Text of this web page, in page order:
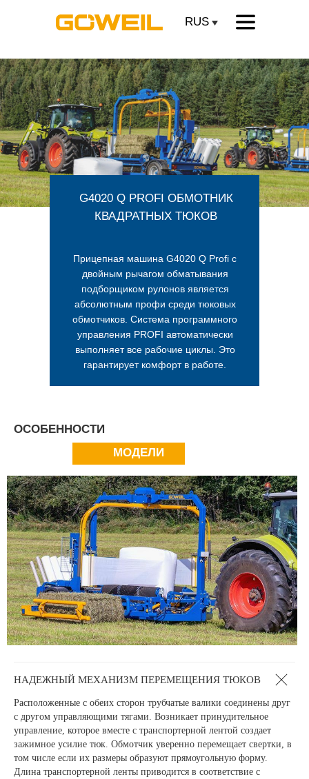
RUS
G4020 Q PROFI ОБМОТНИК
КВАДРАТНЫХ ТЮКОВ
Прицепная машина G4020 Q Profi с
двойным рычагом обматывания
подборщиком рулонов является
абсолютным профи среди тюковых
обмотчиков. Система программного
управления PROFI автоматически
выполняет все рабочие циклы. Это
гарантирует комфорт в работе.
ОСОБЕННОСТИ
МОДЕЛИ
НАДЕЖНЫЙ МЕХАНИЗМ ПЕРЕМЕЩЕНИЯ ТЮКОВ
Расположенные с обеих сторон трубчатые валики соединены друг
с другом управляющими тягами. Возникает принудительное
управление, которое вместе с транспортерной лентой создает
зажимное усилие тюк. Обмотчик уверенно перемещает свертки, в
том числе если их размеры образуют прямоугольную форму.
Длина транспортерной ленты приводится в соответствие с